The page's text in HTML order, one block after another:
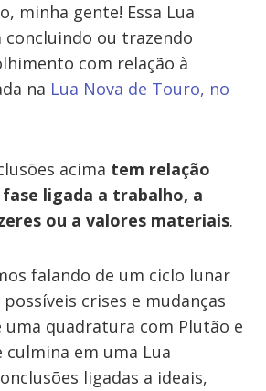
minha gente! Essa Lua
concluindo ou trazendo
com relação à
na Lua Nova de Touro, no
acima tem relação
ligada a trabalho, a
ou a valores materiais.
falando de um ciclo lunar
crises e mudanças
quadratura com Plutão e
em uma Lua
ligadas a ideais,